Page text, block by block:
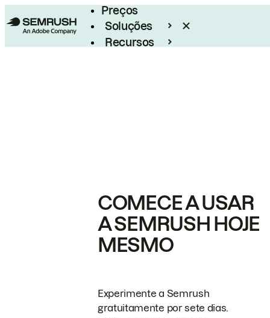
Preços
Soluções
Recursos
COMECE A USAR
A SEMRUSH HOJE
MESMO
Experimente a Semrush
gratuitamente por sete dias.